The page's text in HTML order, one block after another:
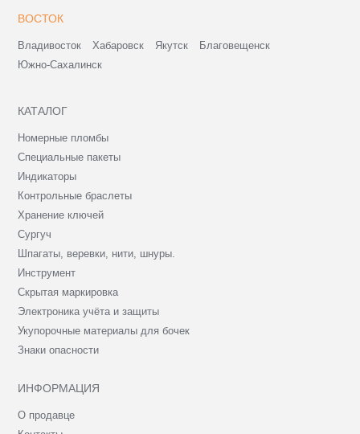
ВОСТОК
Владивосток Хабаровск Якутск
Благовещенск
Южно-Сахалинск
КАТАЛОГ
Номерные пломбы
Специальные пакеты
Индикаторы
Контрольные браслеты
Хранение ключей
Сургуч
Шпагаты, веревки, нити, шнуры.
Инструмент
Скрытая маркировка
Электроника учёта и защиты
Укупорочные материалы для бочек
Знаки опасности
ИНФОРМАЦИЯ
О продавце